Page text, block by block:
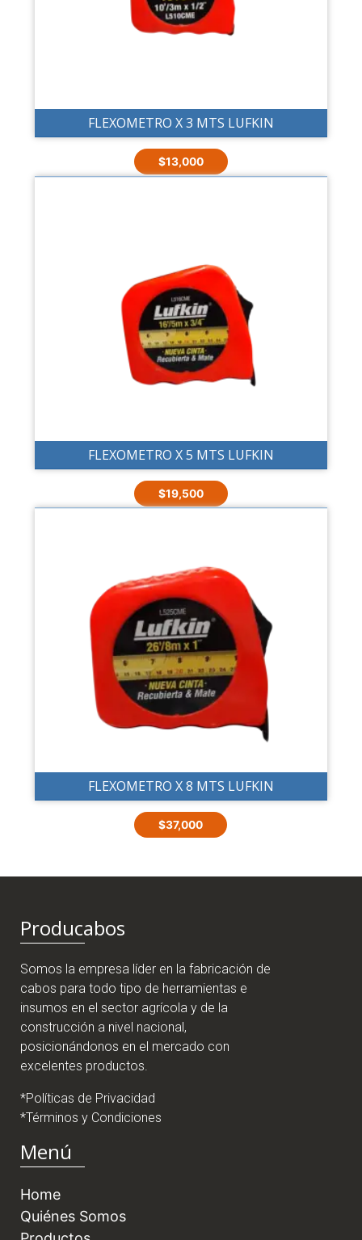
FLEXOMETRO X 3 MTS LUFKIN
$13,000
FLEXOMETRO X 5 MTS LUFKIN
$19,500
FLEXOMETRO X 8 MTS LUFKIN
$37,000
Producabos
Somos la empresa líder en la fabricación de
cabos para todo tipo de herramientas e
insumos en el sector agrícola y de la
construcción a nivel nacional,
posicionándonos en el mercado con
excelentes productos.
*Políticas de Privacidad
*Términos y Condiciones
Menú
Home
Quiénes Somos